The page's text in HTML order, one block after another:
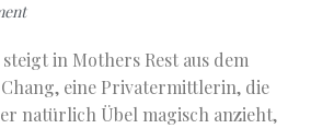
in Mothers Rest aus dem
eine Privatermittlerin, die
natürlich Übel magisch anzieht,